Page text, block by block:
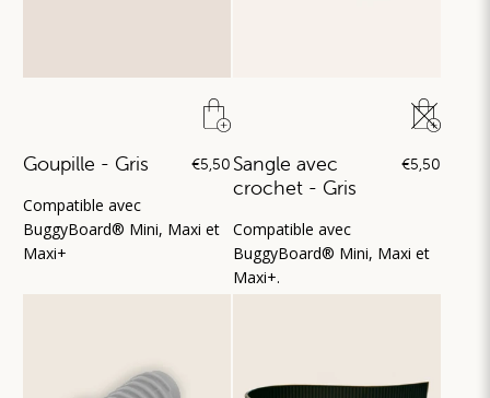
Goupille - Gris €5,50
Compatible avec
BuggyBoard® Mini, Maxi et
Maxi+
Sangle avec
crochet - Gris
€5,50
Compatible avec
BuggyBoard® Mini, Maxi et
Maxi+.